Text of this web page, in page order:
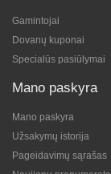
Gamintojai
Dovanų kuponai
Specialūs pasiūlymai
Mano paskyra
Mano paskyra
Užsakymų istorija
Pageidavimų sąrašas